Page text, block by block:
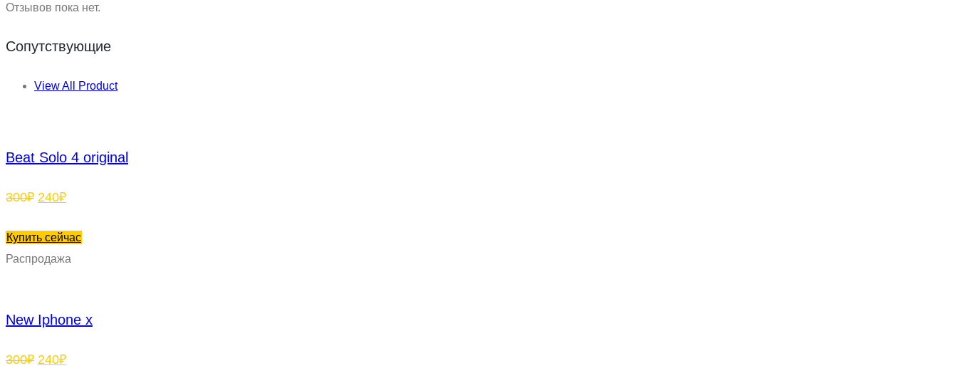
Отзывов пока нет.
Сопутствующие
View All Product
Beat Solo 4 original
300₽ Первоначальная
составляла
300₽.
240₽Текущая
240₽.
Купить сейчас
Распродажа
New Iphone x
300₽ Первоначальная
240₽Текущая